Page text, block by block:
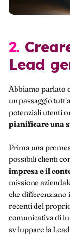
2. Creare una strategia di
Lead
Abbiamo parlato
un passaggio
potenziali utenti
pianificare una
Prima una
possibili clienti
impresa e il
missione
che
recenti del
comunicativa di
sviluppare la